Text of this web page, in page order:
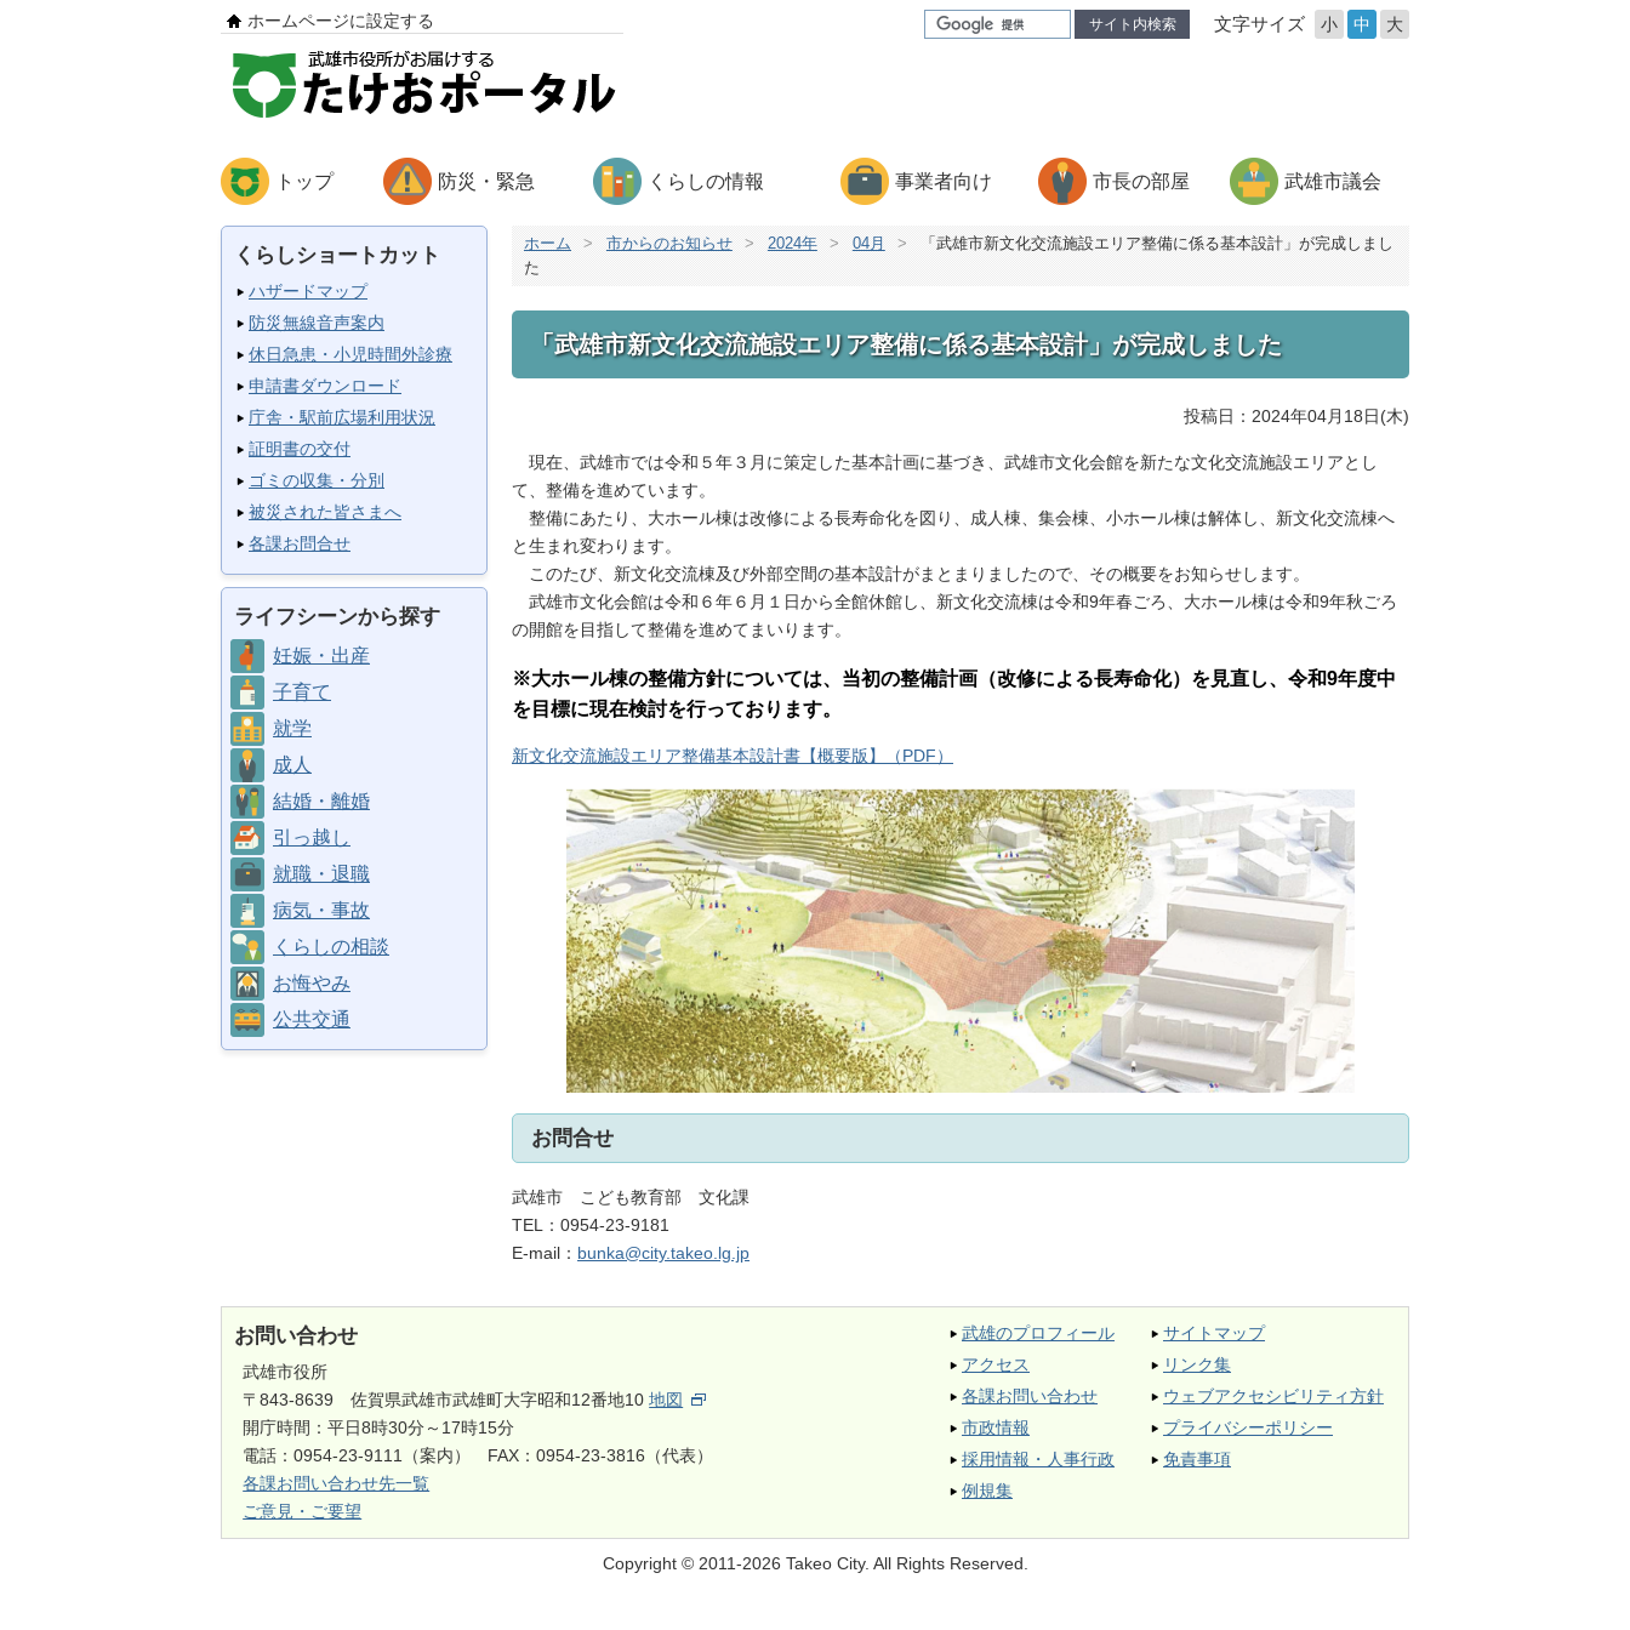
サイト内検索 文字サイズ 小 中 大
ホームページに設定する
トップ 防災・緊急 くらしの情報 事業者向け 市長の部屋 武雄市議会
くらしショートカット
ハザードマップ
防災無線音声案内
休日急患・小児時間外診療
申請書ダウンロード
庁舎・駅前広場利用状況
証明書の交付
ゴミの収集・分別
被災された皆さまへ
各課お問合せ
ライフシーンから探す
妊娠・出産
子育て
就学
成人
結婚・離婚
引っ越し
就職・退職
病気・事故
くらしの相談
お悔やみ
公共交通
ホーム > 市からのお知らせ > 2024年 > 04月 >
「武雄市新文化交流施設エリア整備に係る基本設計」が完成しまし
た
「武雄市新文化交流施設エリア整備に係る基本設計」が完成しました
投稿日：2024年04月18日(木)
現在、武雄市では令和５年３月に策定した基本計画に基づき、武雄市文化会館を新たな文化交流施設エリアとし
て、整備を進めています。
整備にあたり、大ホール棟は改修による長寿命化を図り、成人棟、集会棟、小ホール棟は解体し、新文化交流棟へ
と生まれ変わります。
このたび、新文化交流棟及び外部空間の基本設計がまとまりましたので、その概要をお知らせします。
武雄市文化会館は令和６年６月１日から全館休館し、新文化交流棟は令和9年春ごろ、大ホール棟は令和9年秋ごろ
の開館を目指して整備を進めてまいります。
※大ホール棟の整備方針については、当初の整備計画（改修による長寿命化）を見直し、令和9年度中
を目標に現在検討を行っております。
新文化交流施設エリア整備基本設計書【概要版】（PDF）
お問合せ
武雄市 こども教育部 文化課
TEL： 0954-23-9181
E-mail： bunka@city.takeo.lg.jp
お問い合わせ
武雄市役所
〒843-8639 佐賀県武雄市武雄町大字昭和12番地10地図
開庁時間：平日8時30分～17時15分
電話：0954-23-9111（案内） FAX：0954-23-3816（代表）
各課お問い合わせ先一覧
ご意見・ご要望
武雄のプロフィール
アクセス
各課お問い合わせ
市政情報
採用情報・人事行政
例規集
サイトマップ
リンク集
ウェブアクセシビリティ方針
プライバシーポリシー
免責事項
Copyright © 2011-2026 Takeo City. All Rights Reserved.